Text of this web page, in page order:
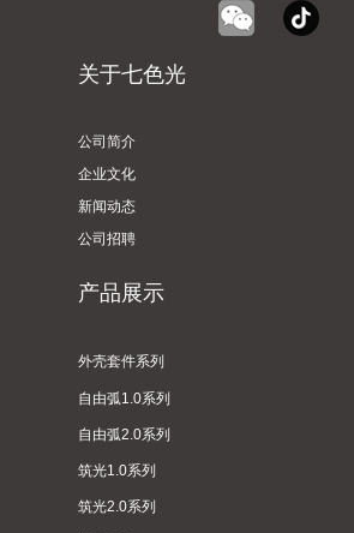
关于七色光
公司简介
企业文化
新闻动态
公司招聘
产品展示
外壳套件系列
自由弧1.0系列
自由弧2.0系列
筑光1.0系列
筑光2.0系列